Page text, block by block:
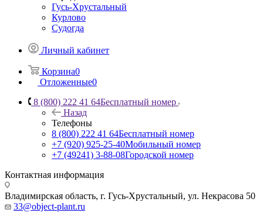
Гусь-Хрустальный
Курлово
Судогда
Личный кабинет
Корзина0
Отложенные0
8 (800) 222 41 64Бесплатный номер
Назад
Телефоны
8 (800) 222 41 64Бесплатный номер
+7 (920) 925-25-40Мобильный номер
+7 (49241) 3-88-08Городской номер
Контактная информация
Владимирская область, г. Гусь-Хрустальный, ул. Некрасова 50
33@object-plant.ru